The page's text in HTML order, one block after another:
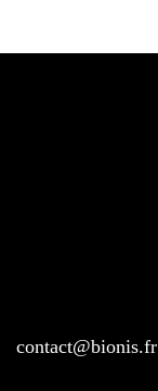
contact@bionis.fr